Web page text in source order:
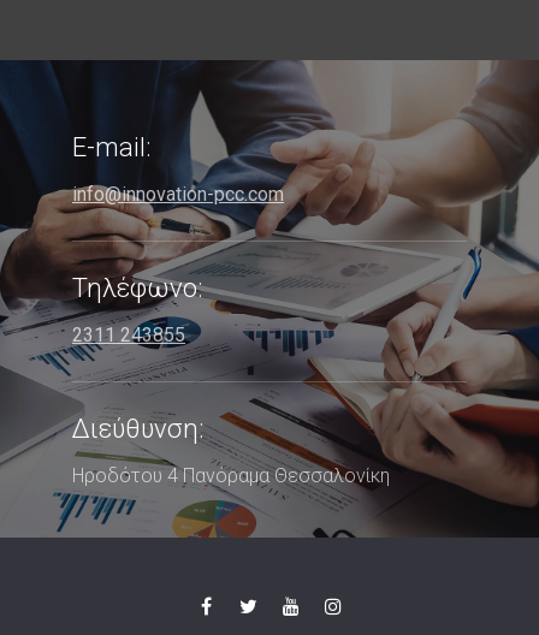
E-mail:
info@innovation-pcc.com
Τηλέφωνο:
2311 243855
Διεύθυνση:
Ηροδότου 4 Πανόραμα Θεσσαλονίκη